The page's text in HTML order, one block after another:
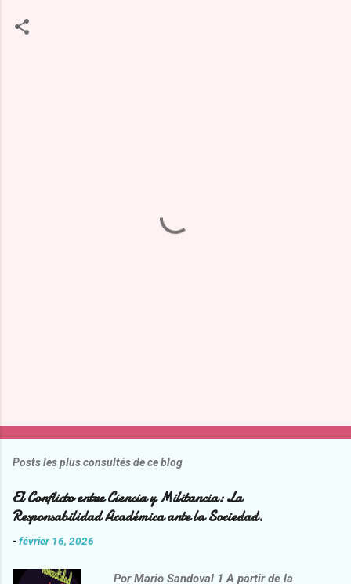
Posts les plus consultés de ce blog
El Conflicto entre Ciencia y Militancia: La
Responsabilidad Académica ante la Sociedad.
-février 16, 2026
Por Mario Sandoval 1 A partir de la